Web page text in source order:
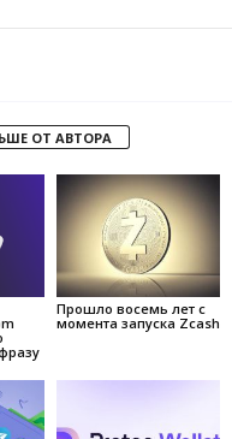
ОТ АВТОРА
Прошло восемь лет с
момента запуска Zcash